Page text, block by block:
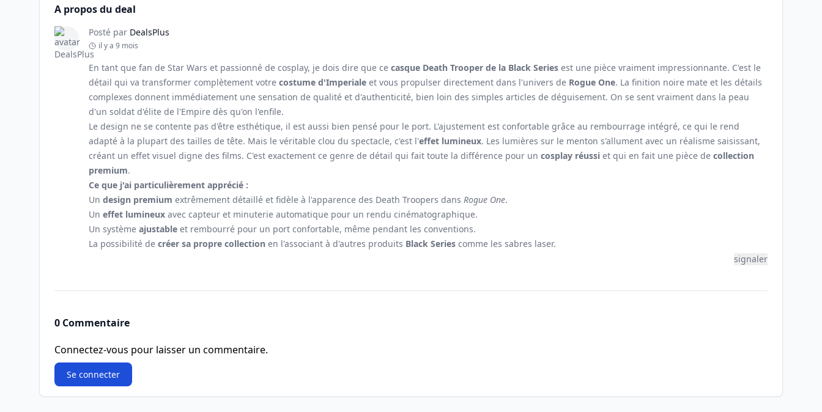
A propos du deal
Posté par DealsPlus
il y a 9 mois
En tant que fan de Star Wars et passionné de cosplay, je dois dire que ce casque Death Trooper de la Black Series est une pièce vraiment impressionnante. C'est le
détail qui va transformer complètement votre costume d'Imperiale et vous propulser directement dans l'univers de Rogue One. La finition noire mate et les détails
complexes donnent immédiatement une sensation de qualité et d'authenticité, bien loin des simples articles de déguisement. On se sent vraiment dans la peau
d'un soldat d'élite de l'Empire dès qu'on l'enfile.
Le design ne se contente pas d'être esthétique, il est aussi bien pensé pour le port. L'ajustement est confortable grâce au rembourrage intégré, ce qui le rend
adapté à la plupart des tailles de tête. Mais le véritable clou du spectacle, c'est l'effet lumineux. Les lumières sur le menton s'allument avec un réalisme saisissant,
créant un effet visuel digne des films. C'est exactement ce genre de détail qui fait toute la différence pour un cosplay réussi et qui en fait une pièce de collection
premium.
Ce que j'ai particulièrement apprécié :
Un design premium extrêmement détaillé et fidèle à l'apparence des Death Troopers dans Rogue One.
Un effet lumineux avec capteur et minuterie automatique pour un rendu cinématographique.
Un système ajustable et rembourré pour un port confortable, même pendant les conventions.
La possibilité de créer sa propre collection en l'associant à d'autres produits Black Series comme les sabres laser.
signaler
0 Commentaire
Connectez-vous pour laisser un commentaire.
Se connecter